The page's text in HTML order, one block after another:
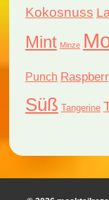
Kokosnuss
Mint Minze
Punch
Süß Tangerine